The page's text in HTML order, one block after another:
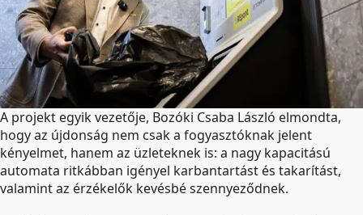
A projekt egyik vezetője, Bozóki Csaba László elmondta,
hogy az újdonság nem csak a fogyasztóknak jelent
kényelmet, hanem az üzleteknek is: a nagy kapacitású
automata ritkábban igényel karbantartást és takarítást,
valamint az érzékelők kevésbé szennyeződnek.